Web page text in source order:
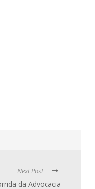
Next Post
da Advocacia